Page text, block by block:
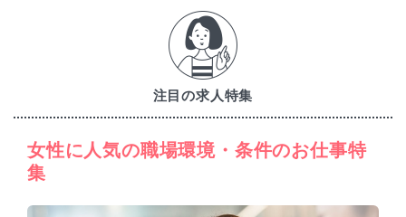
注目の求人特集
女性に人気の職場環境・条件のお仕事特
集